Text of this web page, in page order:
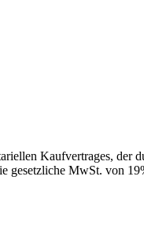
Kaufvertrages, der
gesetzliche MwSt. von